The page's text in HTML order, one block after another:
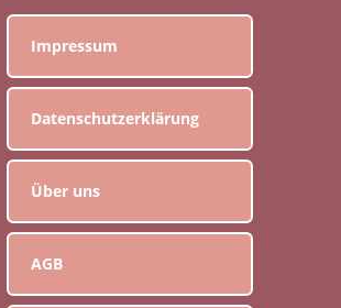
Impressum
Datenschutzerklärung
Über uns
AGB